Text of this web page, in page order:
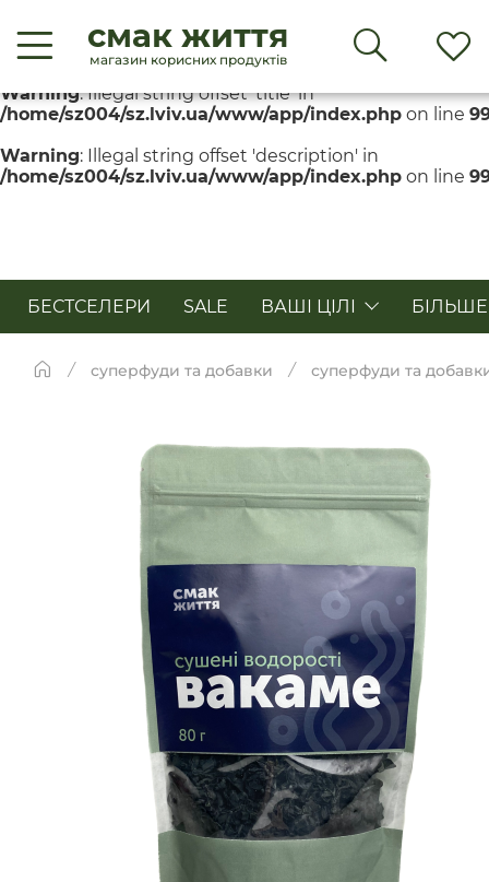
Warning
: Illegal string offset 'title' in
/home/sz004/sz.lviv.ua/www/app/index.php
on line
Warning: Illegal string offset 'title' in
/home/sz004/sz.lviv.ua/www/app/index.php on line
Warning: Illegal string offset 'description' in
/home/sz004/sz.lviv.ua/www/app/index.php on line
смак життя
магазин корисних продуктів
БЕСТСЕЛЕРИ SALE ВАШІ ЦІЛІ БІЛЬШЕ
суперфуди та добавки суперфуди та